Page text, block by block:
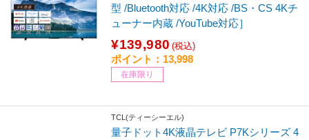
型 /Bluetooth対応 /4K対応 /BS・CS 4Kチ
ューナー内蔵 /YouTube対応］
¥139,980 (税込)
ポイント：13,998
在庫限り
TCL(ティーシーエル)
量子ドット4K液晶テレビ P7Kシリーズ 4